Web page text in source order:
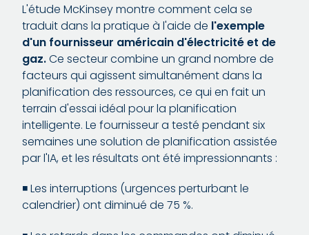
L'étude McKinsey montre comment cela se
traduit dans la pratique à l'aide de l'exemple
d'un fournisseur américain d'électricité et de
gaz.Ce secteur combine un grand nombre de
facteurs qui agissent simultanément dans la
planification des ressources, ce qui en fait un
terrain d'essai idéal pour la planification
intelligente. Le fournisseur a testé pendant six
semaines une solution de planification assistée
par l'IA, et les résultats ont été impressionnants :
◾️ Les interruptions (urgences perturbant le
calendrier) ont diminué de 75 %.